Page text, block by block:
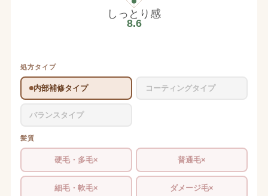
しっとり感
8.6
処方タイプ
内部補修タイプ コーティングタイプ
バランスタイプ
髪質
硬毛・多毛× 普通毛×
細毛・軟毛× ダメージ毛×